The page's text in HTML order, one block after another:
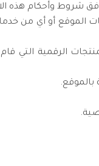
شروط وأحكام هذه
الموقع أو أي من
الرقمية التي
بالموقع.